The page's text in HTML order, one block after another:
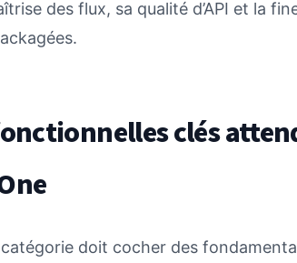
des flux, sa qualité d’API et la
clés
doit cocher des